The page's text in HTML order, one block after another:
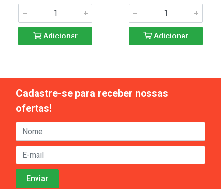
Adicionar Adicionar
Cadastre-se para receber nossas
ofertas!